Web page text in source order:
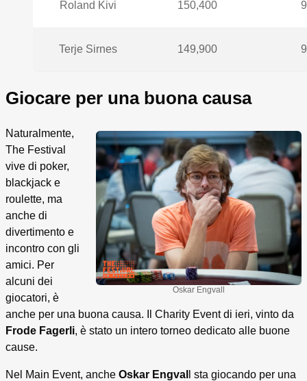
Roland Kivi 150,400
Terje Sirnes 149,900
Giocare per una buona causa
Oskar Engvall
Naturalmente,
The Festival
vive di poker,
blackjack e
roulette, ma
anche di
divertimento e
incontro con gli
amici. Per
alcuni dei
giocatori, è
anche per una buona causa. Il Charity Event di ieri, vinto da
Frode Fagerli, è stato un intero torneo dedicato alle buone
cause.
Nel Main Event, anche Oskar Engval
l sta giocando per una